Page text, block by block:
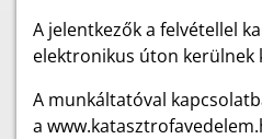
A jelentkezők a felvétellel
elektronikus úton kerülnek
A munkáltatóval
a